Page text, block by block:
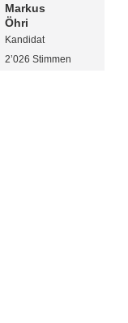
Markus
Öhri
Kandidat
2’026 Stimmen